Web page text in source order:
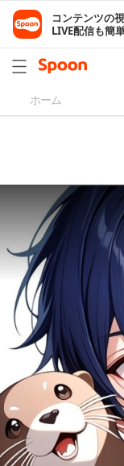
コンテンツの
LIVE配信も簡
ホーム